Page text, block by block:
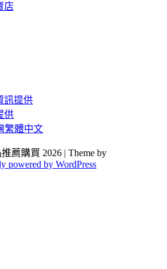
店
訊提供
供
繁體中文
薦購買 2026 | Theme by
powered by WordPress